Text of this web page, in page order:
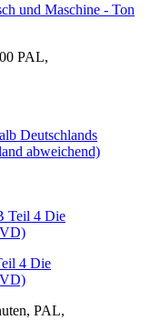
und Maschine - Ton
PAL,
Deutschlands
abweichend)
4 Die
PAL,